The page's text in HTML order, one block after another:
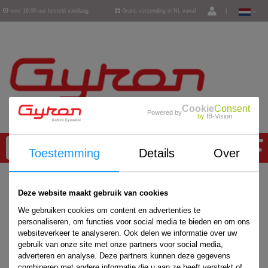
voor 16:00 uur besteld vandaag Gratis verzending in NL vanaf
Powered byCookieConsent
by IB-Vision
Toestemming Details Over
Deze website maakt gebruik van cookies
We gebruiken cookies om content en advertenties te
personaliseren, om functies voor social media te bieden en om ons
websiteverkeer te analyseren. Ook delen we informatie over uw
gebruik van onze site met onze partners voor social media,
adverteren en analyse. Deze partners kunnen deze gegevens